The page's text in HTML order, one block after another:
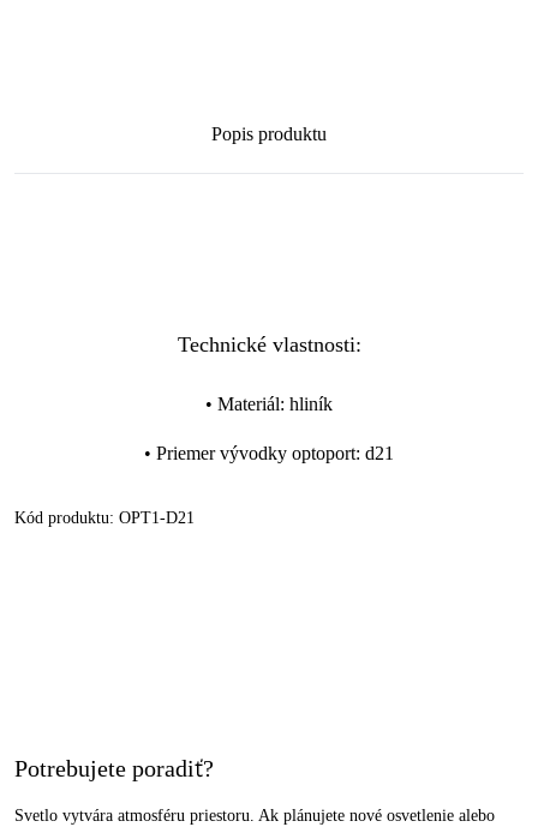
Popis produktu
Technické vlastnosti:
• Materiál: hliník
• Priemer vývodky optoport: d21
Kód produktu: OPT1-D21
Potrebujete poradiť?
Svetlo vytvára atmosféru priestoru. Ak plánujete nové osvetlenie alebo